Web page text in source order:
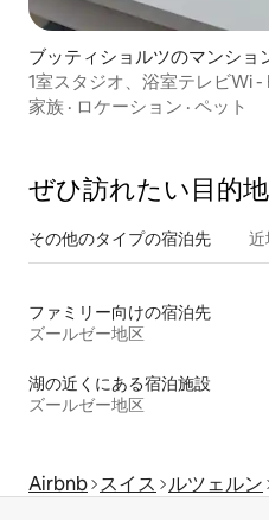
ブッティショルツのマンショ
1室スタジオ、浴室テレビWi -
家族 · ロケーション · ペット
ぜひ訪⁠れ⁠た⁠い目⁠的⁠地
その他のタ⁠イ⁠プ⁠の宿⁠泊⁠先 近
ファミリー向けの宿泊先
ズールゼー地区
湖の近くにある宿泊施設
ズールゼー地区
Airbnb スイス ルツェルン